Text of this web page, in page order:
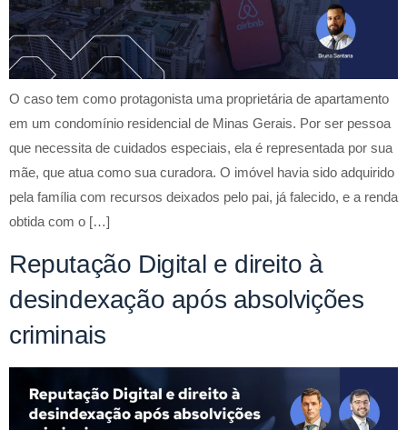
O caso tem como protagonista uma proprietária de apartamento
em um condomínio residencial de Minas Gerais. Por ser pessoa
que necessita de cuidados especiais, ela é representada por sua
mãe, que atua como sua curadora. O imóvel havia sido adquirido
pela família com recursos deixados pelo pai, já falecido, e a renda
obtida com o […]
Reputação Digital e direito à
desindexação após absolvições
criminais